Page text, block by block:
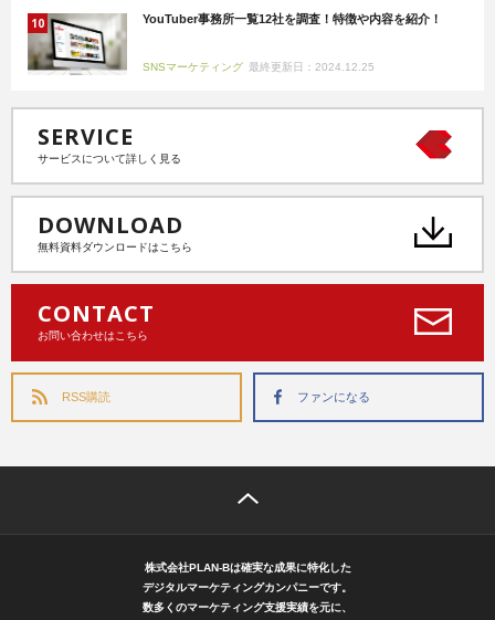
YouTuber事務所一覧12社を調査！特徴や内容を紹介！
SNSマーケティング 最終更新日：2024.12.25
SERVICE
サービスについて詳しく見る
DOWNLOAD
無料資料ダウンロードはこちら
CONTACT
お問い合わせはこちら
RSS購読 ファンになる
株式会社PLAN-Bは確実な成果に特化した
デジタルマーケティングカンパニーです。
数多くのマーケティング支援実績を元に、